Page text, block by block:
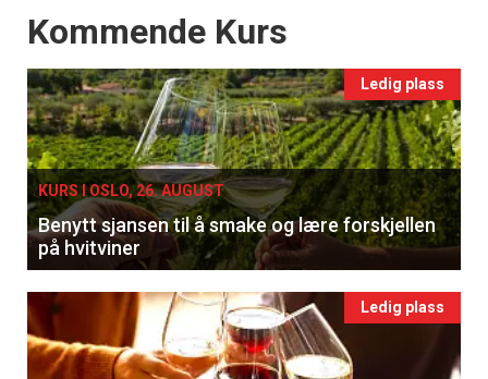
Events
Kommende Kurs
Ledig plass
KURS I OSLO, 26. AUGUST
Benytt sjansen til å smake og lære forskjellen
på hvitviner
Ledig plass